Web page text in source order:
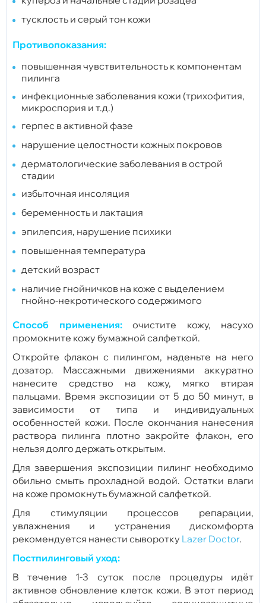
тусклость и серый тон кожи
Противопоказания:
повышенная чувствительность к компонентам
пилинга
инфекционные заболевания кожи (трихофития,
микроспория и т.д.)
герпес в активной фазе
нарушение целостности кожных покровов
дерматологические заболевания в острой
стадии
избыточная инсоляция
беременность и лактация
эпилепсия, нарушение психики
повышенная температура
детский возраст
наличие гнойничков на коже с выделением
гнойно-некротического содержимого
Способ применения:очистите кожу, насухо
промокните кожу бумажной салфеткой.
Откройте флакон с пилингом, наденьте на него
дозатор. Массажными движениями аккуратно
нанесите средство на кожу, мягко втирая
пальцами. Время экспозиции от 5 до 50 минут, в
зависимости от типа и индивидуальных
особенностей кожи. После окончания нанесения
раствора пилинга плотно закройте флакон, его
нельзя долго держать открытым.
Для завершения экспозиции пилинг необходимо
обильно смыть прохладной водой. Остатки влаги
на коже промокнуть бумажной салфеткой.
Для стимуляции процессов репарации,
увлажнения и устранения дискомфорта
рекомендуется нанести сыворотку Lazer Doctor.
Постпилинговый уход:
В течение 1-3 суток после процедуры идёт
активное обновление клеток кожи. В этот период